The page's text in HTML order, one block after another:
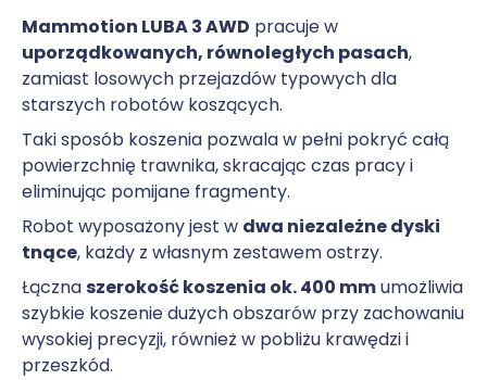
Mammotion LUBA 3 AWD pracuje w
uporządkowanych, równoległych pasach,
zamiast losowych przejazdów typowych dla
starszych robotów koszących.
Taki sposób koszenia pozwala w pełni pokryć całą
powierzchnię trawnika, skracając czas pracy i
eliminując pomijane fragmenty.
Robot wyposażony jest w dwa niezależne dyski
tnące, każdy z własnym zestawem ostrzy.
Łącznaszerokość koszenia ok. 400 mmumożliwia
szybkie koszenie dużych obszarów przy zachowaniu
wysokiej precyzji, również w pobliżu krawędzi i
przeszkód.